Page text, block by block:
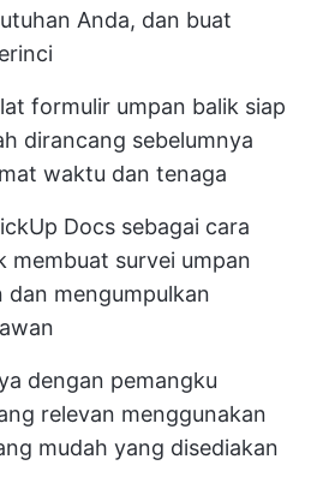
Anda, dan buat
formulir umpan balik siap
dirancang sebelumnya
waktu dan tenaga
Docs sebagai cara
membuat survei umpan
dan mengumpulkan
dengan pemangku
relevan menggunakan
mudah yang disediakan